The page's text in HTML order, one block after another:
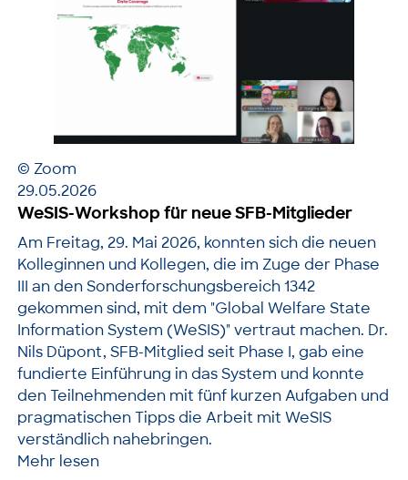
© Zoom
29.05.2026
WeSIS-Workshop für neue SFB-Mitglieder
Am Freitag, 29. Mai 2026, konnten sich die neuen
Kolleginnen und Kollegen, die im Zuge der Phase
III an den Sonderforschungsbereich 1342
gekommen sind, mit dem "Global Welfare State
Information System (WeSIS)" vertraut machen. Dr.
Nils Düpont, SFB-Mitglied seit Phase I, gab eine
fundierte Einführung in das System und konnte
den Teilnehmenden mit fünf kurzen Aufgaben und
pragmatischen Tipps die Arbeit mit WeSIS
verständlich nahebringen.
Mehr lesen